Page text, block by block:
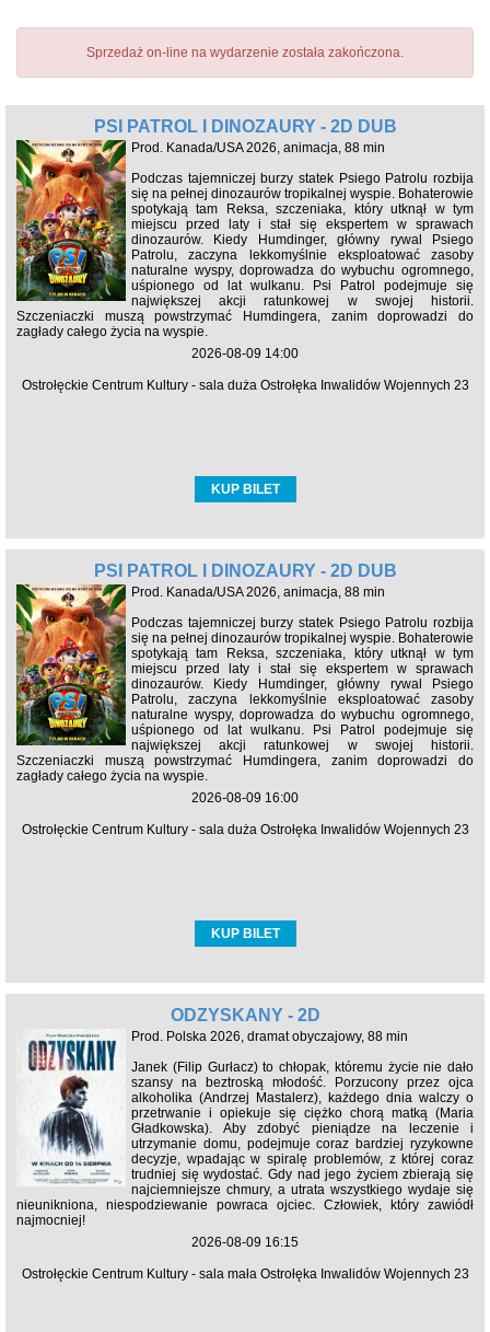
Sprzedaż on-line na wydarzenie została zakończona.
PSI PATROL I DINOZAURY - 2D DUB
Prod. Kanada/USA 2026, animacja, 88 min
Podczas tajemniczej burzy statek Psiego Patrolu rozbija
się na pełnej dinozaurów tropikalnej wyspie. Bohaterowie
spotykają tam Reksa, szczeniaka, który utknął w tym
miejscu przed laty i stał się ekspertem w sprawach
dinozaurów. Kiedy Humdinger, główny rywal Psiego
Patrolu, zaczyna lekkomyślnie eksploatować zasoby
naturalne wyspy, doprowadza do wybuchu ogromnego,
uśpionego od lat wulkanu. Psi Patrol podejmuje się
największej akcji ratunkowej w swojej historii.
Szczeniaczki muszą powstrzymać Humdingera, zanim doprowadzi do
zagłady całego życia na wyspie.
2026-08-09 14:00
Ostrołęckie Centrum Kultury - sala duża Ostrołęka Inwalidów Wojennych 23
KUP BILET
PSI PATROL I DINOZAURY - 2D DUB
Prod. Kanada/USA 2026, animacja, 88 min
Podczas tajemniczej burzy statek Psiego Patrolu rozbija
się na pełnej dinozaurów tropikalnej wyspie. Bohaterowie
spotykają tam Reksa, szczeniaka, który utknął w tym
miejscu przed laty i stał się ekspertem w sprawach
dinozaurów. Kiedy Humdinger, główny rywal Psiego
Patrolu, zaczyna lekkomyślnie eksploatować zasoby
naturalne wyspy, doprowadza do wybuchu ogromnego,
uśpionego od lat wulkanu. Psi Patrol podejmuje się
największej akcji ratunkowej w swojej historii.
Szczeniaczki muszą powstrzymać Humdingera, zanim doprowadzi do
zagłady całego życia na wyspie.
2026-08-09 16:00
Ostrołęckie Centrum Kultury - sala duża Ostrołęka Inwalidów Wojennych 23
KUP BILET
ODZYSKANY - 2D
Prod. Polska 2026, dramat obyczajowy, 88 min
Janek (Filip Gurłacz) to chłopak, któremu życie nie dało
szansy na beztroską młodość. Porzucony przez ojca
alkoholika (Andrzej Mastalerz), każdego dnia walczy o
przetrwanie i opiekuje się ciężko chorą matką (Maria
Gładkowska). Aby zdobyć pieniądze na leczenie i
utrzymanie domu, podejmuje coraz bardziej ryzykowne
decyzje, wpadając w spiralę problemów, z której coraz
trudniej się wydostać. Gdy nad jego życiem zbierają się
najciemniejsze chmury, a utrata wszystkiego wydaje się
nieunikniona, niespodziewanie powraca ojciec. Człowiek, który zawiódł
najmocniej!
2026-08-09 16:15
Ostrołęckie Centrum Kultury - sala mała Ostrołęka Inwalidów Wojennych 23